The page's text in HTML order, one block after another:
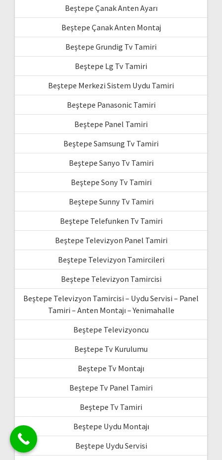
Beştepe Çanak Anten Ayarı
Beştepe Çanak Anten Montaj
Beştepe Grundig Tv Tamiri
Beştepe Lg Tv Tamiri
Beştepe Merkezi Sistem Uydu Tamiri
Beştepe Panasonic Tamiri
Beştepe Panel Tamiri
Beştepe Samsung Tv Tamiri
Beştepe Sanyo Tv Tamiri
Beştepe Sony Tv Tamiri
Beştepe Sunny Tv Tamiri
Beştepe Telefunken Tv Tamiri
Beştepe Televizyon Panel Tamiri
Beştepe Televizyon Tamircileri
Beştepe Televizyon Tamircisi
Beştepe Televizyon Tamircisi – Uydu Servisi – Panel
Tamiri – Anten Montajı – Yenimahalle
Beştepe Televizyoncu
Beştepe Tv Kurulumu
Beştepe Tv Montajı
Beştepe Tv Panel Tamiri
Beştepe Tv Tamiri
Beştepe Uydu Montajı
Beştepe Uydu Servisi